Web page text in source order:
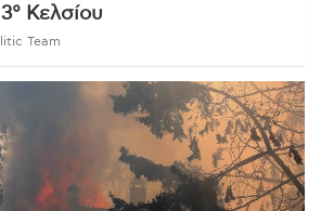
Κελσίου
Team